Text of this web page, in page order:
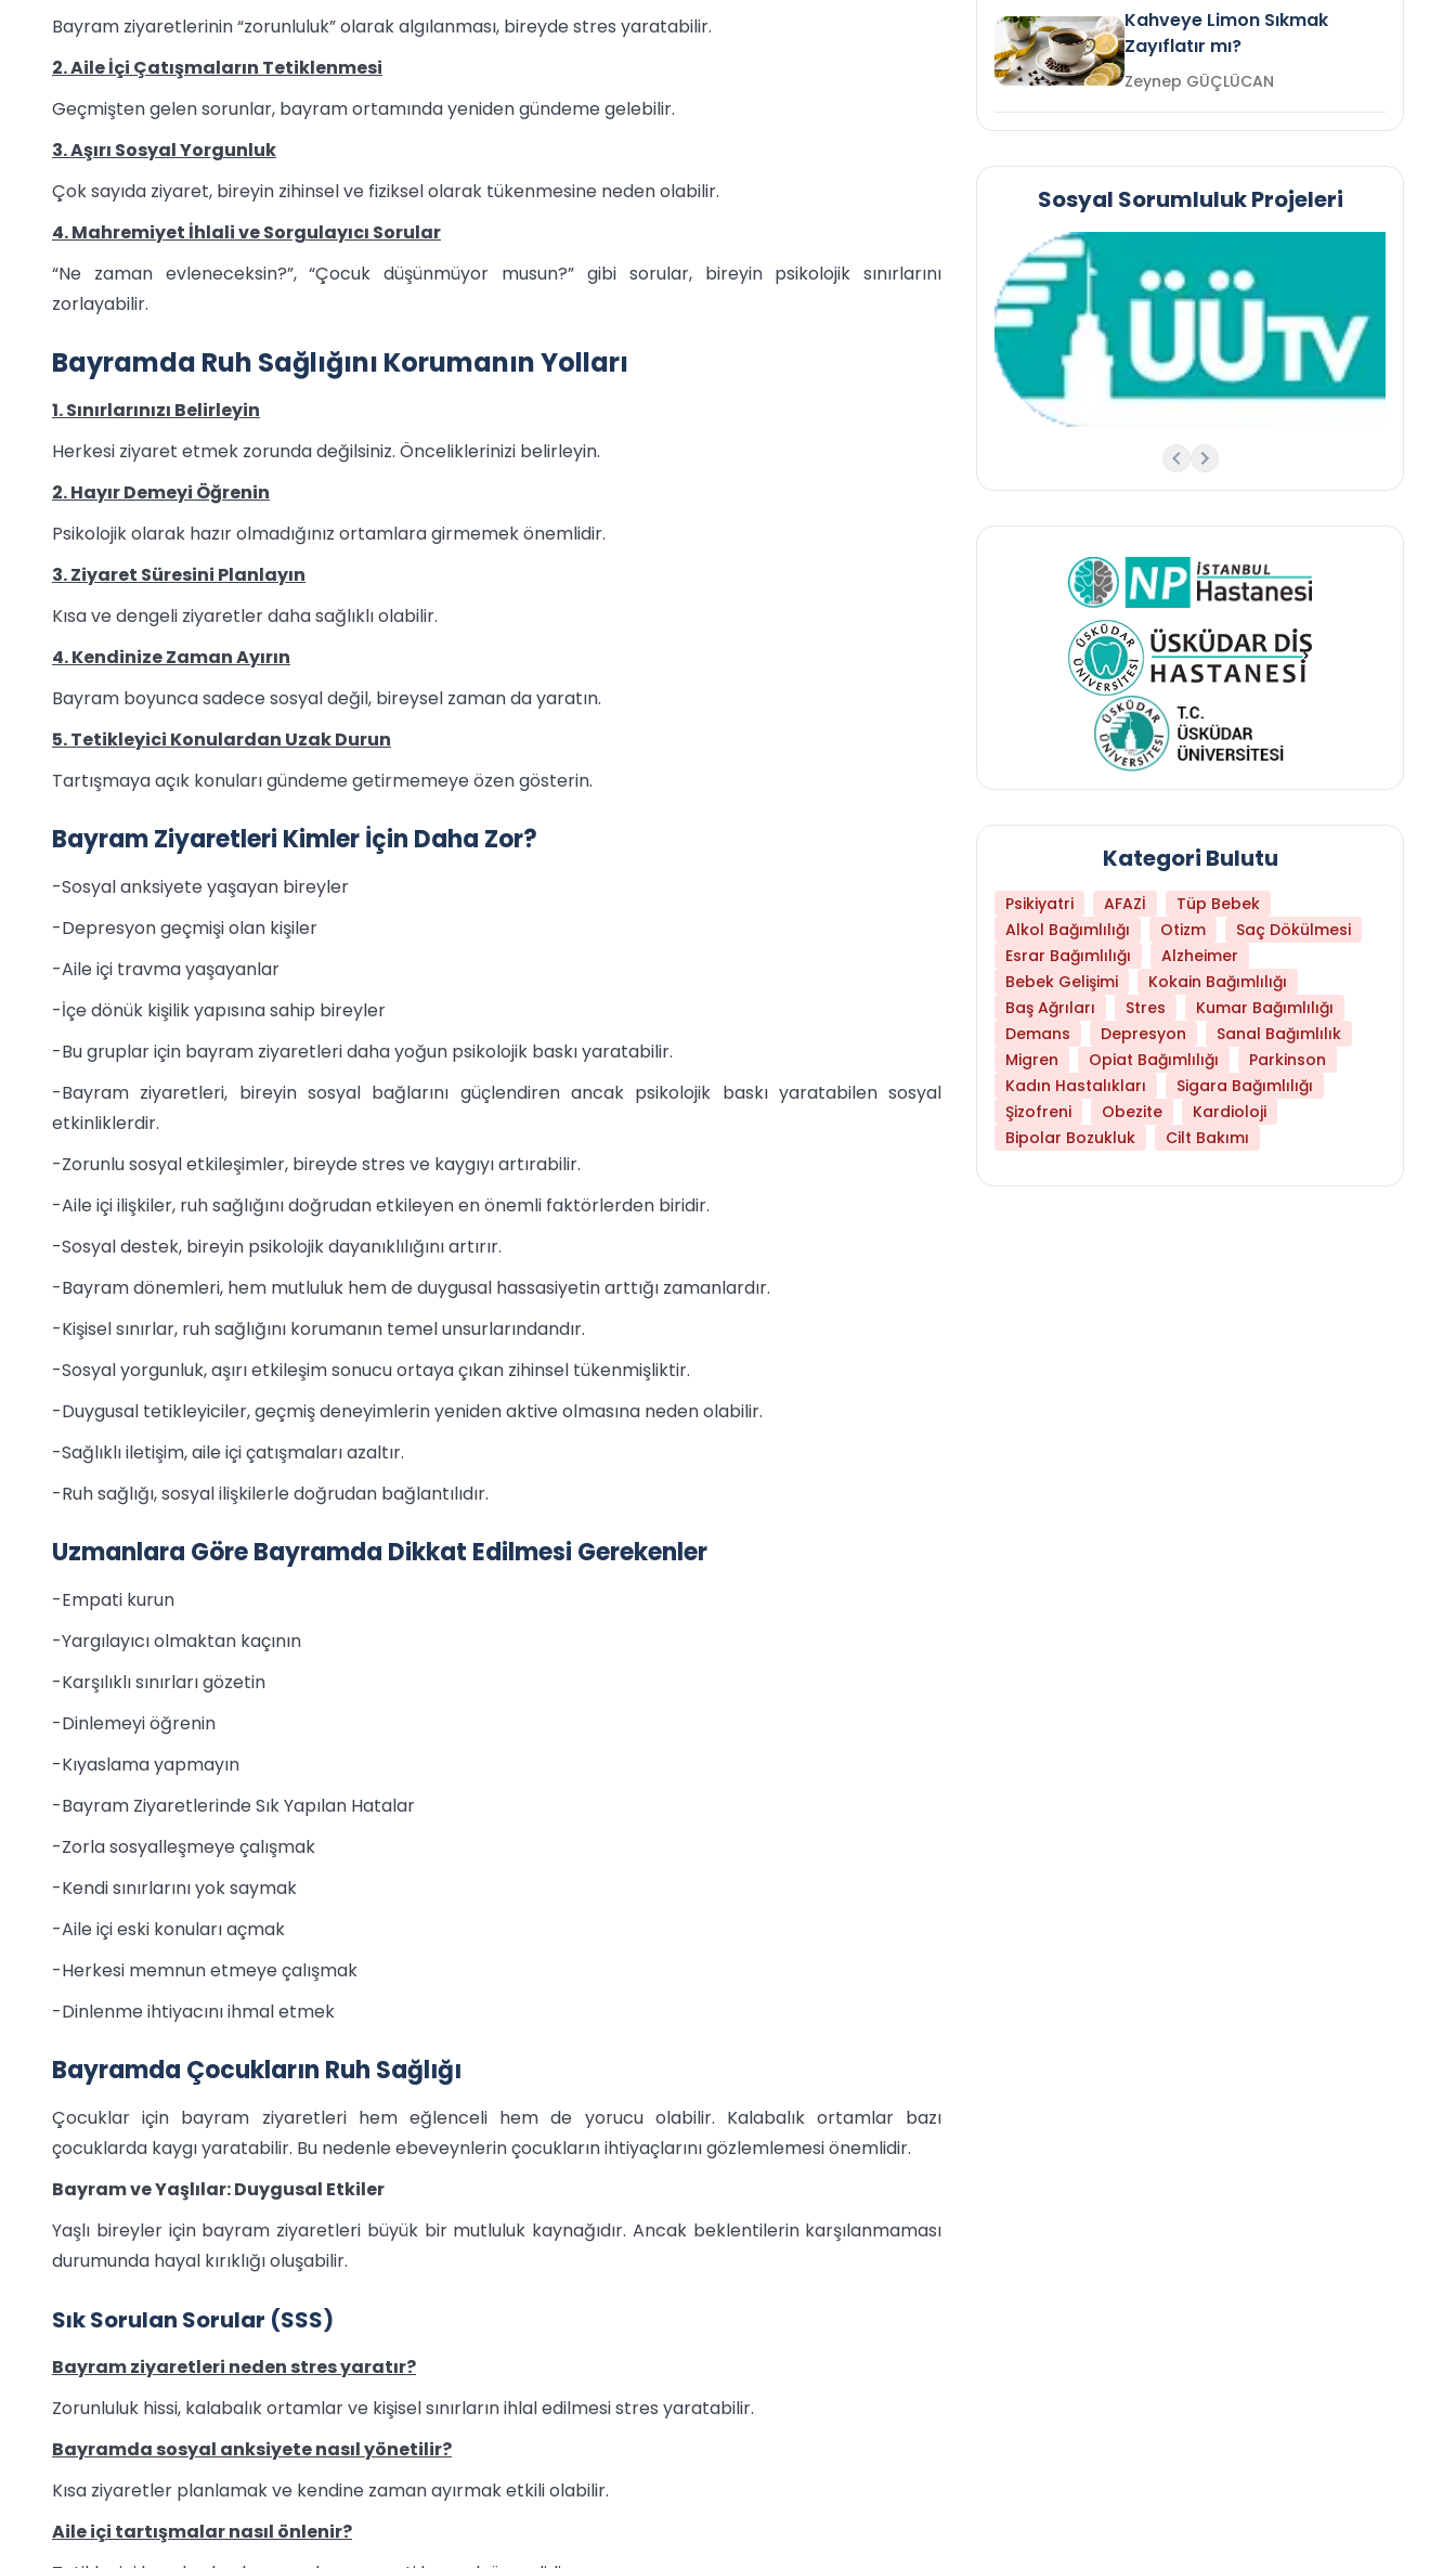
Bayram ziyaretlerinin “zorunluluk” olarak algılanması, bireyde stres yaratabilir.
2. Aile İçi Çatışmaların Tetiklenmesi
Geçmişten gelen sorunlar, bayram ortamında yeniden gündeme gelebilir.
3. Aşırı Sosyal Yorgunluk
Çok sayıda ziyaret, bireyin zihinsel ve fiziksel olarak tükenmesine neden olabilir.
4. Mahremiyet İhlali ve Sorgulayıcı Sorular
“Ne zaman evleneceksin?”, “Çocuk düşünmüyor musun?” gibi sorular, bireyin psikolojik sınırlarını
zorlayabilir.
Bayramda Ruh Sağlığını Korumanın Yolları
1. Sınırlarınızı Belirleyin
Herkesi ziyaret etmek zorunda değilsiniz. Önceliklerinizi belirleyin.
2. Hayır Demeyi Öğrenin
Psikolojik olarak hazır olmadığınız ortamlara girmemek önemlidir.
3. Ziyaret Süresini Planlayın
Kısa ve dengeli ziyaretler daha sağlıklı olabilir.
4. Kendinize Zaman Ayırın
Bayram boyunca sadece sosyal değil, bireysel zaman da yaratın.
5. Tetikleyici Konulardan Uzak Durun
Tartışmaya açık konuları gündeme getirmemeye özen gösterin.
Bayram Ziyaretleri Kimler İçin Daha Zor?
-Sosyal anksiyete yaşayan bireyler
-Depresyon geçmişi olan kişiler
-Aile içi travma yaşayanlar
-İçe dönük kişilik yapısına sahip bireyler
-Bu gruplar için bayram ziyaretleri daha yoğun psikolojik baskı yaratabilir.
-Bayram ziyaretleri, bireyin sosyal bağlarını güçlendiren ancak psikolojik baskı yaratabilen sosyal
etkinliklerdir.
-Zorunlu sosyal etkileşimler, bireyde stres ve kaygıyı artırabilir.
-Aile içi ilişkiler, ruh sağlığını doğrudan etkileyen en önemli faktörlerden biridir.
-Sosyal destek, bireyin psikolojik dayanıklılığını artırır.
-Bayram dönemleri, hem mutluluk hem de duygusal hassasiyetin arttığı zamanlardır.
-Kişisel sınırlar, ruh sağlığını korumanın temel unsurlarındandır.
-Sosyal yorgunluk, aşırı etkileşim sonucu ortaya çıkan zihinsel tükenmişliktir.
-Duygusal tetikleyiciler, geçmiş deneyimlerin yeniden aktive olmasına neden olabilir.
-Sağlıklı iletişim, aile içi çatışmaları azaltır.
-Ruh sağlığı, sosyal ilişkilerle doğrudan bağlantılıdır.
Uzmanlara Göre Bayramda Dikkat Edilmesi Gerekenler
-Empati kurun
-Yargılayıcı olmaktan kaçının
-Karşılıklı sınırları gözetin
-Dinlemeyi öğrenin
-Kıyaslama yapmayın
-Bayram Ziyaretlerinde Sık Yapılan Hatalar
-Zorla sosyalleşmeye çalışmak
-Kendi sınırlarını yok saymak
-Aile içi eski konuları açmak
-Herkesi memnun etmeye çalışmak
-Dinlenme ihtiyacını ihmal etmek
Bayramda Çocukların Ruh Sağlığı
Çocuklar için bayram ziyaretleri hem eğlenceli hem de yorucu olabilir. Kalabalık ortamlar bazı
çocuklarda kaygı yaratabilir. Bu nedenle ebeveynlerin çocukların ihtiyaçlarını gözlemlemesi önemlidir.
Bayram ve Yaşlılar: Duygusal Etkiler
Yaşlı bireyler için bayram ziyaretleri büyük bir mutluluk kaynağıdır. Ancak beklentilerin karşılanmaması
durumunda hayal kırıklığı oluşabilir.
Sık Sorulan Sorular (SSS)
Bayram ziyaretleri neden stres yaratır?
Zorunluluk hissi, kalabalık ortamlar ve kişisel sınırların ihlal edilmesi stres yaratabilir.
Bayramda sosyal anksiyete nasıl yönetilir?
Kısa ziyaretler planlamak ve kendine zaman ayırmak etkili olabilir.
Aile içi tartışmalar nasıl önlenir?
Kahveye Limon Sıkmak
Zayıflatır mı?
Zeynep GÜÇLÜCAN
Sosyal Sorumluluk Projeleri
Kategori Bulutu
Psikiyatri AFAZİ
Tüp Bebek
Alkol Bağımlılığı
Otizm
Saç Dökülmesi
Esrar Bağımlılığı
Alzheimer
Bebek Gelişimi
Kokain Bağımlılığı
Baş Ağrıları
Stres
Kumar Bağımlılığı
Demans
Depresyon
Sanal Bağımlılık
Migren
Opiat Bağımlılığı
Parkinson
Kadın Hastalıkları
Sigara Bağımlılığı
Şizofreni
Obezite
Kardioloji
Bipolar Bozukluk
Cilt Bakımı